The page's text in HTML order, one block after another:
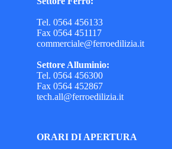
Tel. 0564 456133
Fax 0564 451117
commerciale@ferroedilizia.it
Settore Alluminio:
Tel. 0564 456300
Fax 0564 452867
tech.all@ferroedilizia.it
ORARI DI APERTURA